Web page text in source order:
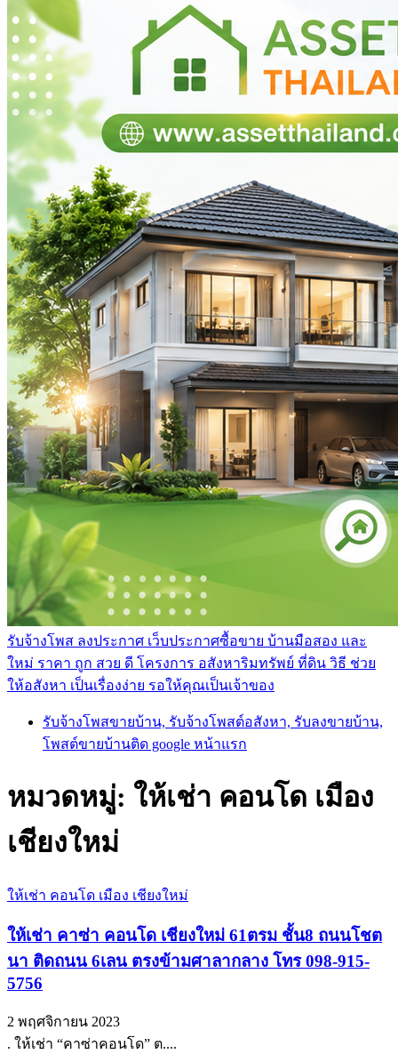
รับจ้างโพส ลงประกาศ เว็บประกาศซื้อขาย บ้านมือสอง และ
ใหม่ ราคา ถูก สวย ดี โครงการ อสังหาริมทรัพย์ ที่ดิน วิธี ช่วย
ให้อสังหา เป็นเรื่องง่าย รอให้คุณเป็นเจ้าของ
รับจ้างโพสขายบ้าน, รับจ้างโพสต์อสังหา, รับลงขายบ้าน,
โพสต์ขายบ้านติด google หน้าแรก
หมวดหมู่: ให้เช่า คอนโด เมือง
เชียงใหม่
ให้เช่า คอนโด เมือง เชียงใหม่
ให้เช่า คาซ่า คอนโด เชียงใหม่ 61ตรม ชั้น8 ถนนโชต
นา ติดถนน 6เลน ตรงข้ามศาลากลาง โทร 098-915-
5756
2 พฤศจิกายน 2023
. ให้เช่า “คาซ่าคอนโด” ต....